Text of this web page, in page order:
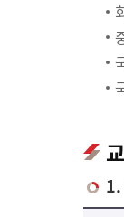
1.
국가회계 전문교육(집합교육)에 대한 안내 표로 국가회계이론, 국가회계실무, 재무결산실무로 구분되며 이에 해당하는 내용으로 구성되어 있습니다.